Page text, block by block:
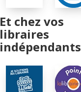
Et chez vos
libraires
indépendants